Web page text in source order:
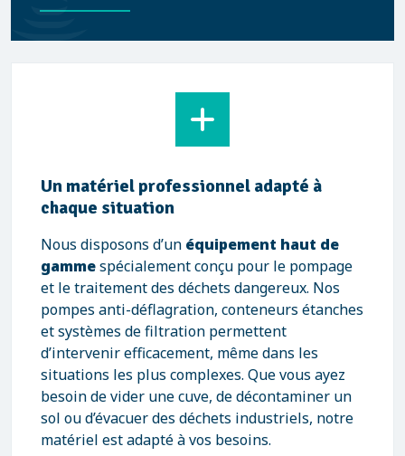
Un matériel professionnel adapté à
chaque situation
Nous disposons d’un équipement haut de
gammespécialement conçu pour le pompage
et le traitement des déchets dangereux. Nos
pompes anti-déflagration, conteneurs étanches
et systèmes de filtration permettent
d’intervenir efficacement, même dans les
situations les plus complexes. Que vous ayez
besoin de vider une cuve, de décontaminer un
sol ou d’évacuer des déchets industriels, notre
matériel est adapté à vos besoins.